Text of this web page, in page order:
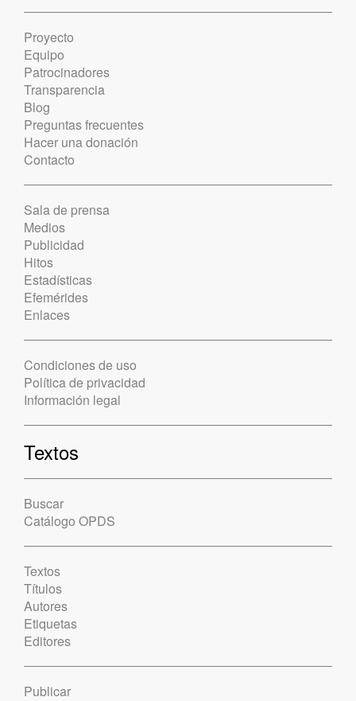
Proyecto
Equipo
Patrocinadores
Transparencia
Blog
Preguntas frecuentes
Hacer una donación
Contacto
Sala de prensa
Medios
Publicidad
Hitos
Estadísticas
Efemérides
Enlaces
Condiciones de uso
Política de privacidad
Información legal
Textos
Buscar
Catálogo OPDS
Textos
Títulos
Autores
Etiquetas
Editores
Publicar